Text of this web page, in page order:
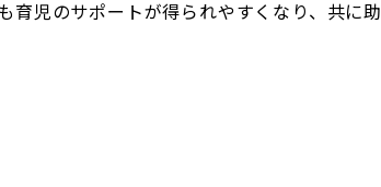
育児のサポートが得られやすくなり、共に助